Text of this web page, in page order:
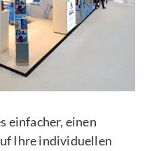
einfacher, einen
Ihre individuellen